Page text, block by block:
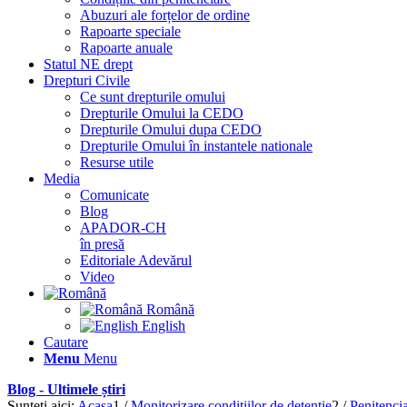
Abuzuri ale forțelor de ordine
Rapoarte speciale
Rapoarte anuale
Statul NE drept
Drepturi Civile
Ce sunt drepturile omului
Drepturile Omului la CEDO
Drepturile Omului dupa CEDO
Drepturile Omului în instantele nationale
Resurse utile
Media
Comunicate
Blog
APADOR-CH
în presă
Editoriale Adevărul
Video
Română
English
Cautare
Menu Menu
Blog - Ultimele știri